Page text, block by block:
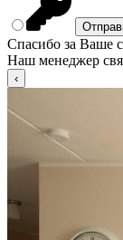
Спасибо за Ваше
Наш менеджер